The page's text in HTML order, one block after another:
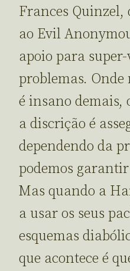
Frances Quinzel,
ao Evil
apoio para
problemas.
é insano demais,
a discrição é
dependendo da
podemos
Mas quando a
a usar os seus
esquemas
que acontece é